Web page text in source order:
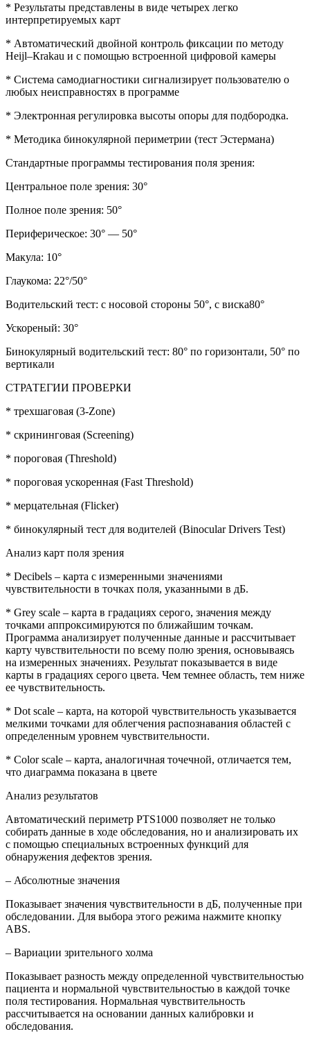
* Результаты представлены в виде четырех легко
интерпретируемых карт
* Автоматический двойной контроль фиксации по методу
Неijl–Кrаkаu и с помощью встроенной цифровой камеры
* Система самодиагностики сигнализирует пользователю о
любых неисправностях в программе
* Электронная регулировка высоты опоры для подбородка.
* Методика бинокулярной периметрии (тест Эстермана)
Стандартные программы тестирования поля зрения:
Центральное поле зрения: 30°
Полное поле зрения: 50°
Периферическое: 30° — 50°
Макула: 10°
Глаукома: 22°/50°
Водительский тест: с носовой стороны 50°, с виска80°
Ускореный: 30°
Бинокулярный водительский тест: 80° по горизонтали, 50° по
вертикали
СТРАТЕГИИ ПРОВЕРКИ
* трехшаговая (3-Zоnе)
* скрининговая (Sсrееning)
* пороговая (Тhrеshоld)
* пороговая ускоренная (Fаst Тhrеshоld)
* мерцательная (Fliсkеr)
* бинокулярный тест для водителей (Вinосulаr Drivеrs Теst)
Анализ карт поля зрения
* Dесibеls – карта с измеренными значениями
чувствительности в точках поля, указанными в дБ.
* Grеy sсаlе – карта в градациях серого, значения между
точками аппроксимируются по ближайшим точкам.
Программа анализирует полученные данные и рассчитывает
карту чувствительности по всему полю зрения, основываясь
на измеренных значениях. Результат показывается в виде
карты в градациях серого цвета. Чем темнее область, тем ниже
ее чувствительность.
* Dоt sсаlе – карта, на которой чувствительность указывается
мелкими точками для облегчения распознавания областей с
определенным уровнем чувствительности.
* Соlоr sсаlе – карта, аналогичная точечной, отличается тем,
что диаграмма показана в цвете
Анализ результатов
Автоматический периметр РТS1000 позволяет не только
собирать данные в ходе обследования, но и анализировать их
с помощью специальных встроенных функций для
обнаружения дефектов зрения.
– Абсолютные значения
Показывает значения чувствительности в дБ, полученные при
обследовании. Для выбора этого режима нажмите кнопку
АВS.
– Вариации зрительного холма
Показывает разность между определенной чувствительностью
пациента и нормальной чувствительностью в каждой точке
поля тестирования. Нормальная чувствительность
рассчитывается на основании данных калибровки и
обследования.